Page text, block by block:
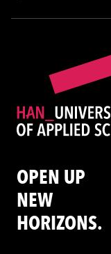
OPEN UP
NEW
HORIZONS.